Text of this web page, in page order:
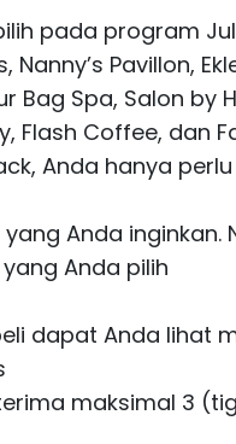
pada program
Pavillon,
Bag Spa, Salon by
Flash Coffee, dan
Anda hanya
Anda inginkan.
Anda pilih
dapat Anda lihat
maksimal 3